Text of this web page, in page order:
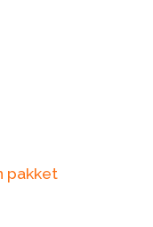
pakket